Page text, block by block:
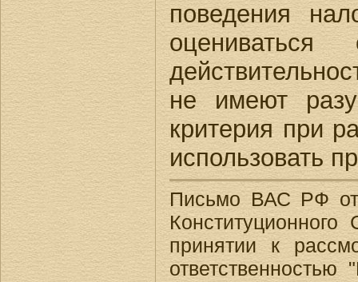
поведения
оцениваться
не имеют
критерия при
использовать
Письмо ВАС РФ
принятии к